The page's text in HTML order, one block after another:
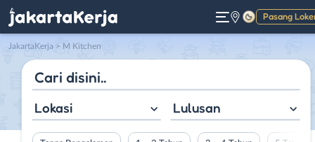
Pasang
Gelap
JakartaKerja > M Kitchen
Lokasi Lulusan